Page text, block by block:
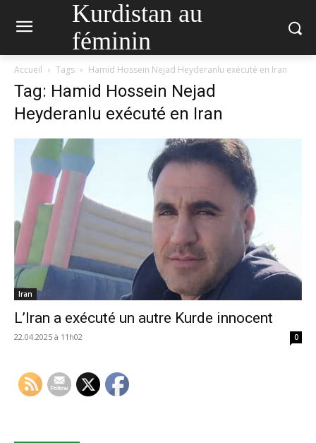
Kurdistan au
féminin
Accueil Tags Hamid Hossein Nejad Heyderanlu exécuté en Iran
Tag: Hamid Hossein Nejad
Heyderanlu exécuté en Iran
Iran
L’Iran a exécuté un autre Kurde innocent
22.04.2025 à 11h02 0